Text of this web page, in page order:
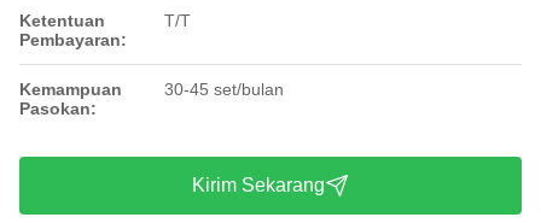
Ketentuan
Pembayaran:
T/T
Kemampuan
Pasokan:
30-45 set/bulan
Kirim Sekarang